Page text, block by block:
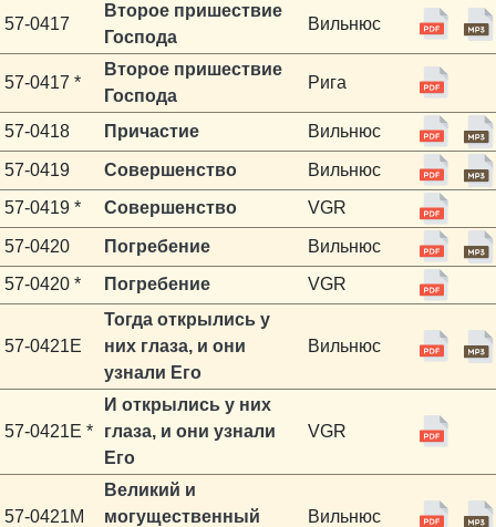
57-0417
Второе пришествие
Господа
Вильнюс
57-0417 *
Второе пришествие
Господа
Рига
57-0418 Причастие Вильнюс
57-0419 Совершенство
Вильнюс
57-0419 *
Совершенство VGR
57-0420 Погребение
Вильнюс
57-0420 *
Погребение VGR
57-0421E
Тогда открылись у
них глаза, и они
узнали Его
Вильнюс
57-0421E *
И открылись у них
глаза, и они узнали
Его
VGR
57-0421M
Великий и
могущественный
Вильнюс